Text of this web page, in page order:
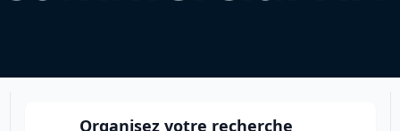
Organisez votre recherche